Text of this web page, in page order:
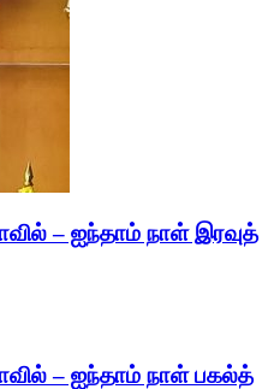
– ஐந்தாம் நாள் இரவுத்
– ஐந்தாம் நாள் பகல்த்